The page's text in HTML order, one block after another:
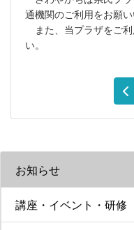
お知らせ
講座・イベント・研修
通機関のご利用をお願い
また、当プラザをご
い。